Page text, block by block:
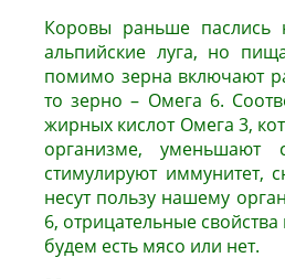
Коровы раньше паслись
альпийские луга, но
помимо зерна включают
то зерно – Омега 6.
жирных кислот Омега 3,
организме, уменьшают
стимулируют иммунитет,
несут пользу нашему
6, отрицательные
будем есть мясо или нет.